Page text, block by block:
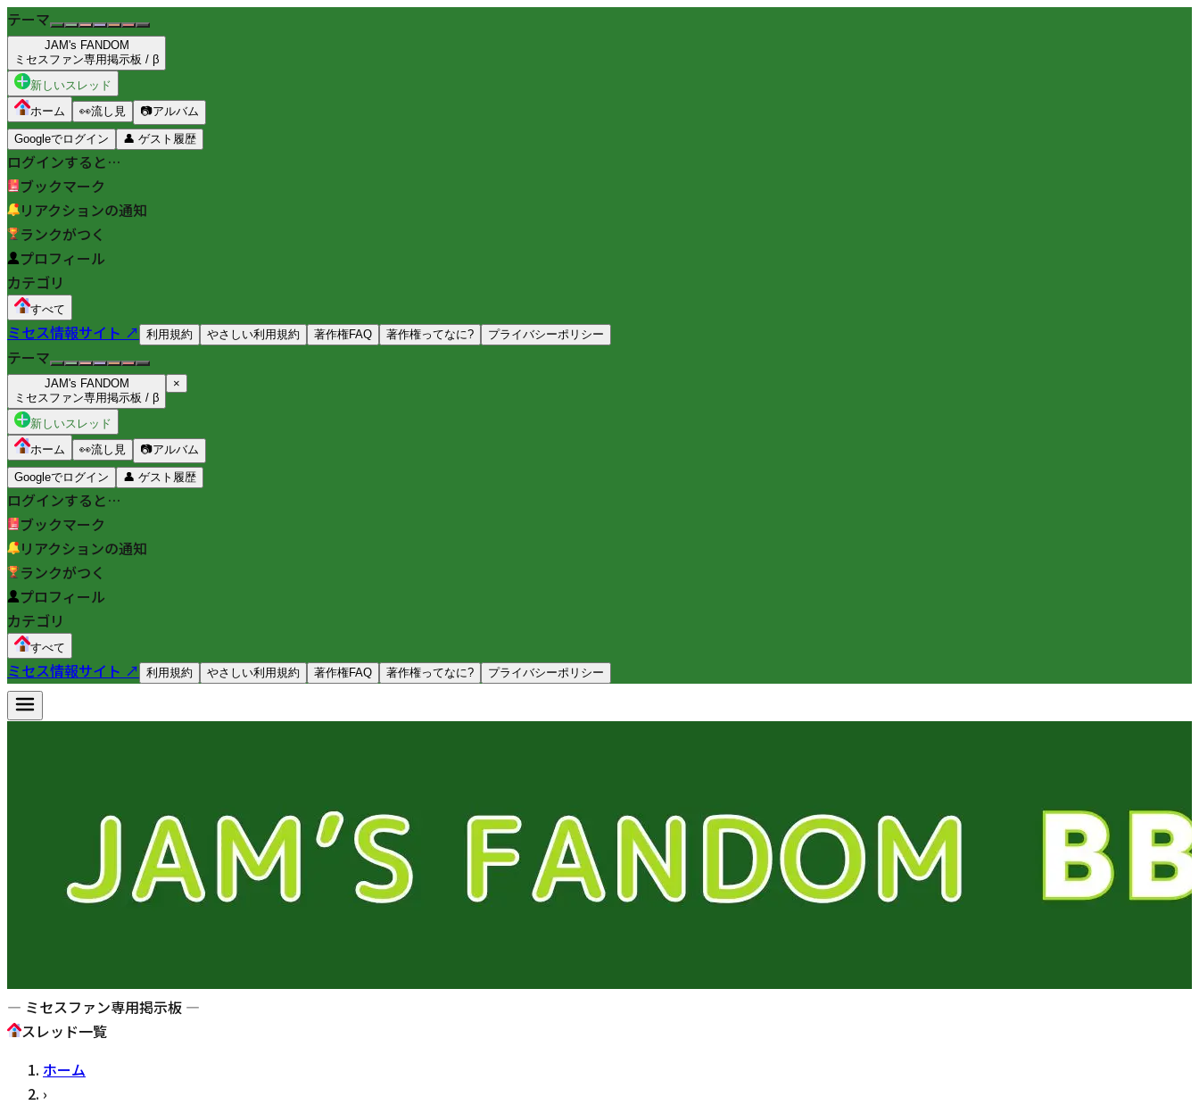
テーマ
JAM's FANDOM
ミセスファン専用掲示板 / β
新しいスレッド
ホーム
👀流し見 📷アルバム
Googleでログイン 👤 ゲスト履歴
ログインすると…
ブックマーク
リアクションの通知
ランクがつく
プロフィール
カテゴリ
すべて
ミセス情報サイト ↗ 利用規約 やさしい利用規約 著作権FAQ 著作権ってなに? プライバシーポリシー
テーマ
JAM's FANDOM
ミセスファン専用掲示板 / β
×
新しいスレッド
ホーム
👀流し見 📷アルバム
Googleでログイン 👤 ゲスト履歴
ログインすると…
ブックマーク
リアクションの通知
ランクがつく
プロフィール
カテゴリ
すべて
ミセス情報サイト ↗ 利用規約 やさしい利用規約 著作権FAQ 著作権ってなに? プライバシーポリシー
— ミセスファン専用掲示板 —
スレッド一覧
ホーム
›